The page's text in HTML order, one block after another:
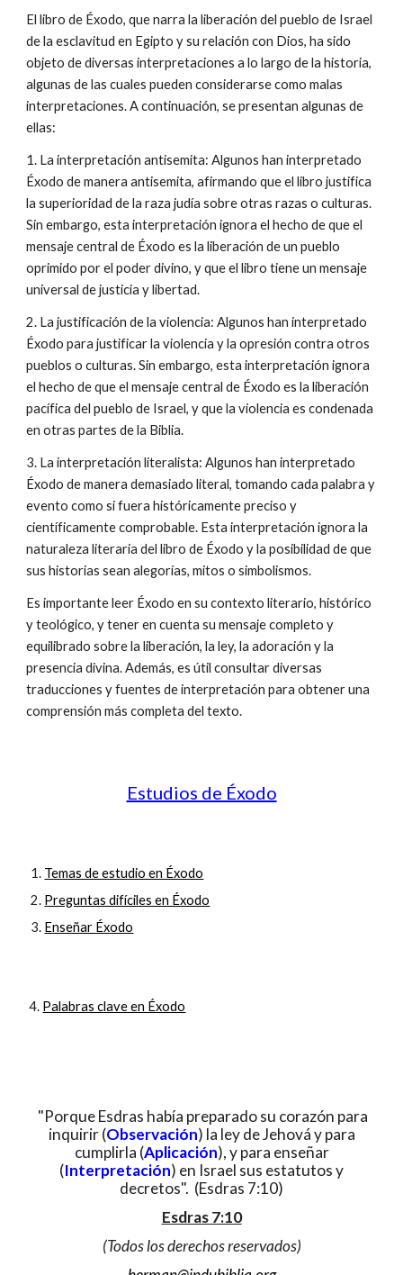
El libro de Éxodo, que narra la liberación del pueblo de Israel
de la esclavitud en Egipto y su relación con Dios, ha sido
objeto de diversas interpretaciones a lo largo de la historia,
algunas de las cuales pueden considerarse como malas
interpretaciones. A continuación, se presentan algunas de
ellas:
1. La interpretación antisemita: Algunos han interpretado
Éxodo de manera antisemita, afirmando que el libro justifica
la superioridad de la raza judía sobre otras razas o culturas.
Sin embargo, esta interpretación ignora el hecho de que el
mensaje central de Éxodo es la liberación de un pueblo
oprimido por el poder divino, y que el libro tiene un mensaje
universal de justicia y libertad.
2. La justificación de la violencia: Algunos han interpretado
Éxodo para justificar la violencia y la opresión contra otros
pueblos o culturas. Sin embargo, esta interpretación ignora
el hecho de que el mensaje central de Éxodo es la liberación
pacífica del pueblo de Israel, y que la violencia es condenada
en otras partes de la Biblia.
3. La interpretación literalista: Algunos han interpretado
Éxodo de manera demasiado literal, tomando cada palabra y
evento como si fuera históricamente preciso y
científicamente comprobable. Esta interpretación ignora la
naturaleza literaria del libro de Éxodo y la posibilidad de que
sus historias sean alegorías, mitos o simbolismos.
Es importante leer Éxodo en su contexto literario, histórico
y teológico, y tener en cuenta su mensaje completo y
equilibrado sobre la liberación, la ley, la adoración y la
presencia divina. Además, es útil consultar diversas
traducciones y fuentes de interpretación para obtener una
comprensión más completa del texto.
Estudios de Éxodo
Temas de estudio en Éxodo
Preguntas difíciles en Éxodo
Enseñar Éxodo
4. Palabras clave en Éxodo
"Porque Esdras había preparado su corazón para
inquirir (Observación) la ley de Jehová y para
cumplirla (Aplicación), y para enseñar
(Interpretación) en Israel sus estatutos y
decretos". (Esdras 7:10)
Esdras 7:10
(Todos los derechos reservados)